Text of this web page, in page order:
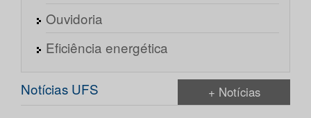
Ouvidoria
Eficiência energética
Notícias UFS + Notícias